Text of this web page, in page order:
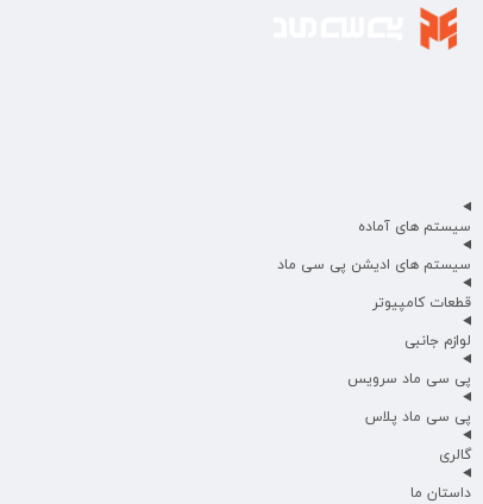
سیستم های آماده
سیستم های ادیشن پی سی ماد
قطعات کامپیوتر
لوازم جانبی
پی سی ماد سرویس
پی سی ماد پلاس
گالری
داستان ما